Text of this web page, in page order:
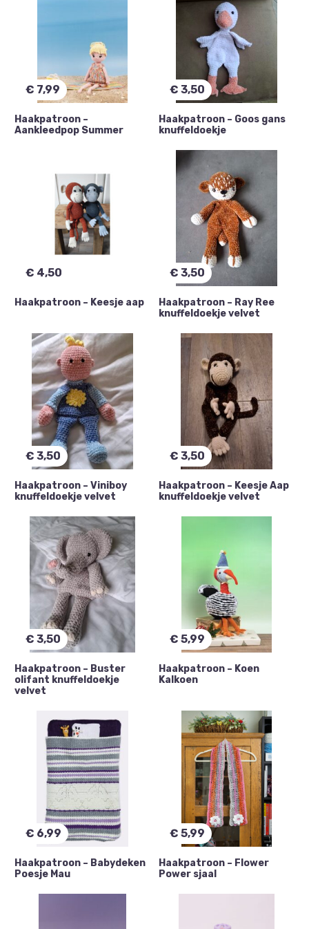
aankleedpop
babydoekje gehaakte pop
knuffelpopje popje haken aapje
australië baby cadeautje
babydenkentje
babykamer babymutsje
beertje
€ 7,99
Haakpatroon –
Aankleedpop Summer
€ 3,50
Haakpatroon – Goos gans
knuffeldoekje
€ 4,50
Haakpatroon – Keesje aap
€ 3,50
Haakpatroon – Ray Ree
knuffeldoekje velvet
€ 3,50
Haakpatroon – Viniboy
knuffeldoekje velvet
€ 3,50
Haakpatroon – Keesje Aap
knuffeldoekje velvet
€ 3,50
Haakpatroon – Buster
olifant knuffeldoekje
velvet
€ 5,99
Haakpatroon – Koen
Kalkoen
€ 6,99
Haakpatroon – Babydeken
Poesje Mau
€ 5,99
Haakpatroon – Flower
Power sjaal